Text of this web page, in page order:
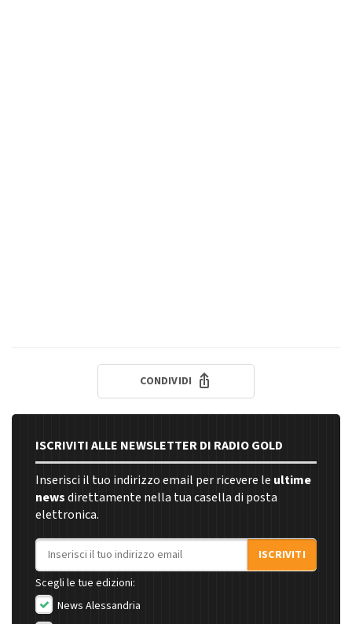
CONDIVIDI
ISCRIVITI ALLE NEWSLETTER DI RADIO GOLD
Inserisci il tuo indirizzo email per ricevere le ultime
newsdirettamente nella tua casella di posta
elettronica.
Indirizzo email
ISCRIVITI
Scegli le tue edizioni:
News Alessandria